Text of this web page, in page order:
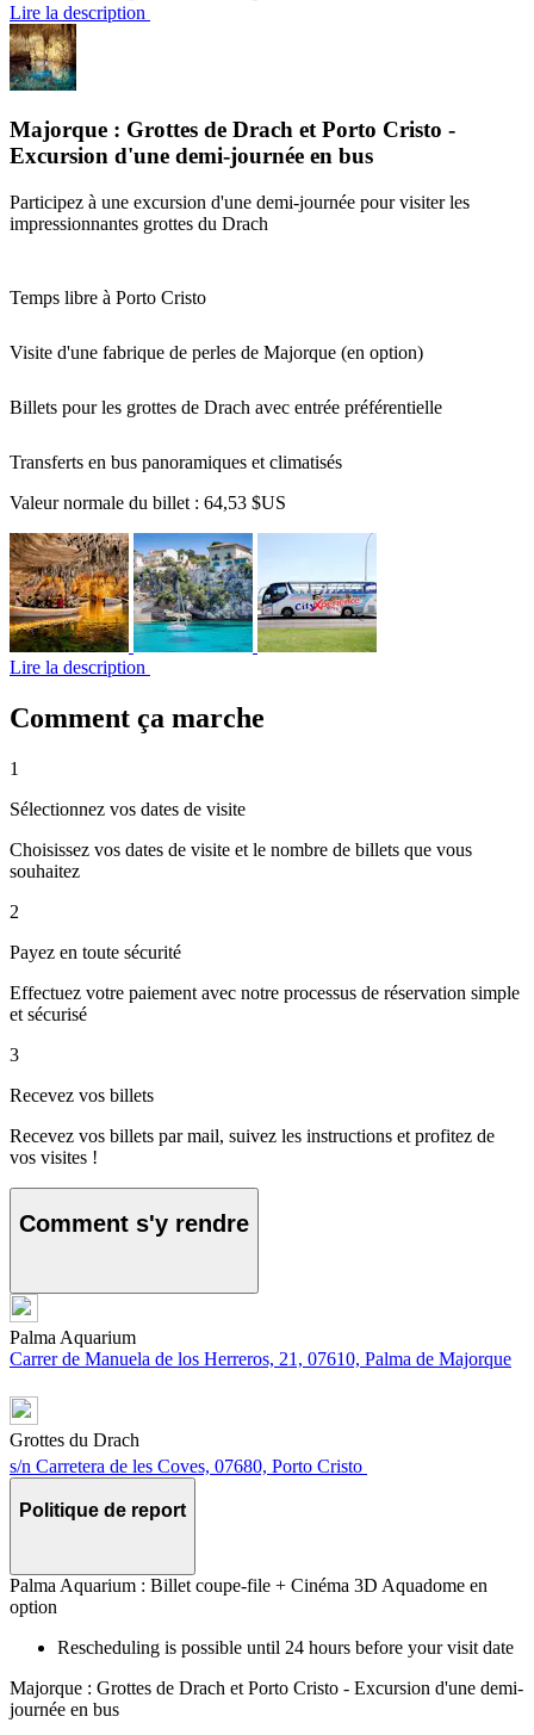
Lire la description
Majorque : Grottes de Drach et Porto Cristo -
Excursion d'une demi-journée en bus
Participez à une excursion d'une demi-journée pour visiter les
impressionnantes grottes du Drach
Temps libre à Porto Cristo
Visite d'une fabrique de perles de Majorque (en option)
Billets pour les grottes de Drach avec entrée préférentielle
Transferts en bus panoramiques et climatisés
Valeur normale du billet : 64,53 $US
Lire la description
Comment ça marche
1
Sélectionnez vos dates de visite
Choisissez vos dates de visite et le nombre de billets que vous
souhaitez
2
Payez en toute sécurité
Effectuez votre paiement avec notre processus de réservation simple
et sécurisé
3
Recevez vos billets
Recevez vos billets par mail, suivez les instructions et profitez de
vos visites !
Comment s'y rendre
Palma Aquarium
Carrer de Manuela de los Herreros, 21, 07610, Palma de Majorque
Grottes du Drach
s/n Carretera de les Coves, 07680, Porto Cristo
Politique de report
Palma Aquarium : Billet coupe-file + Cinéma 3D Aquadome en
option
Rescheduling is possible until 24 hours before your visit date
Majorque : Grottes de Drach et Porto Cristo - Excursion d'une demi-
journée en bus